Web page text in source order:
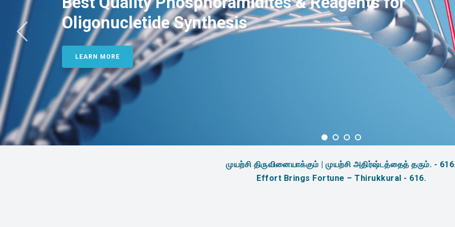
Oligonucletide Synthesis
LEARN MORE
முயற்சி திருவினையாக்கும் | முயற்சி அதிர்ஷ்டத்தைத் தரும். -
Effort Brings Fortune – Thirukkural - 616.